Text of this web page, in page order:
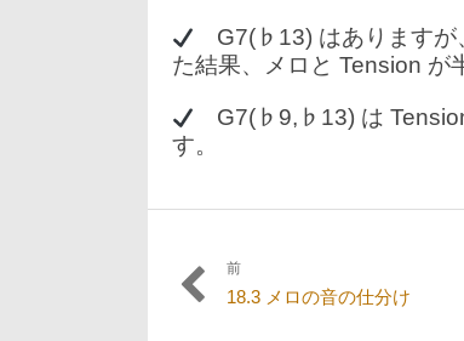
G7(♭13) はありますが
た結果、メロと Tension が
G7(♭9,♭13) は Tension
す。
投
前
過
18.3 メロの音の仕分け